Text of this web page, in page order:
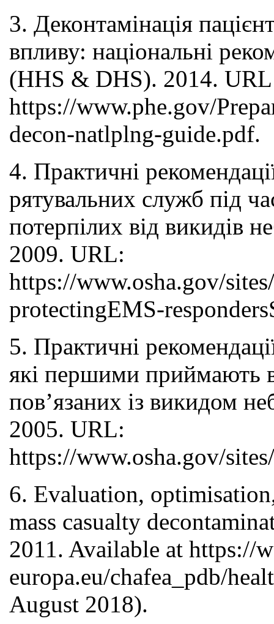
3. Деконтамінація
впливу: національні
(HHS & DHS). 2014.
https://www.phe.gov/
decon-natlplng-guide.pdf.
4. Практичні
рятувальних служб під
потерпілих від викидів
2009. URL:
https://www.osha.gov/
protectingEMS-
5. Практичні
які першими приймають
пов’язаних із викидом
2005. URL:
https://www.osha.gov/
6. Evaluation,
mass casualty
2011. Available at https://
europa.eu/chafea_pdb/
August 2018).